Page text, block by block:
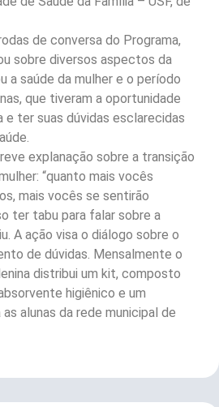
de conversa do Programa,
sobre diversos aspectos da
a saúde da mulher e o período
que tiveram a oportunidade
e ter suas dúvidas esclarecidas
explanação sobre a transição
“quanto mais vocês
mais vocês se sentirão
ter tabu para falar sobre a
A ação visa o diálogo sobre o
de dúvidas. Mensalmente o
distribui um kit, composto
higiênico e um
alunas da rede municipal de